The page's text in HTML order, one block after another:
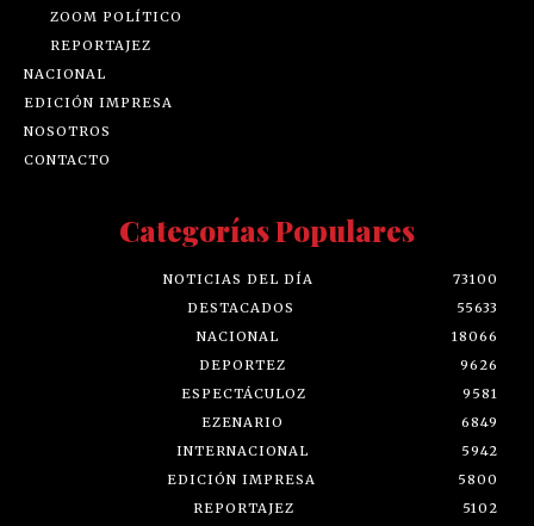
ZOOM POLÍTICO
REPORTAJEZ
NACIONAL
EDICIÓN IMPRESA
NOSOTROS
CONTACTO
Categorías Populares
NOTICIAS DEL DÍA
73100
DESTACADOS
55633
NACIONAL
18066
DEPORTEZ
9626
ESPECTÁCULOZ
9581
EZENARIO
6849
INTERNACIONAL
5942
EDICIÓN IMPRESA
5800
REPORTAJEZ
5102